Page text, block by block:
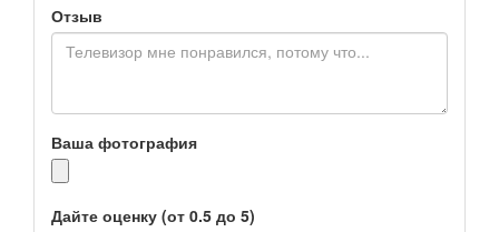
Отзыв
Ваша фотография
Дайте оценку (от 0.5 до 5)